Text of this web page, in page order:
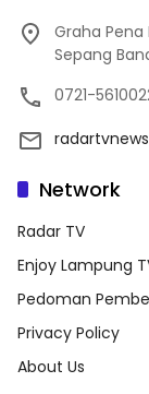
Graha Pena
Sepang
0721-
Network
Radar TV
Enjoy Lampung
Pedoman
Privacy Policy
About Us